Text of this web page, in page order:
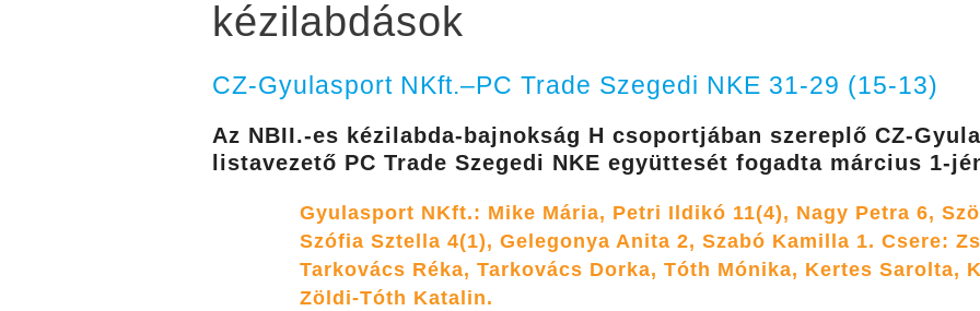
kézilabdások
CZ-Gyulasport NKft.–PC Trade Szegedi NKE 31-29 (15-13)
Az NBII.-es kézilabda-bajnokság H csoportjában szereplő CZ-
listavezető PC Trade Szegedi NKE együttesét fogadta március 1-
Gyulasport NKft.: Mike Mária, Petri Ildikó 11(4), Nagy Petra 6,
Szófia Sztella 4(1), Gelegonya Anita 2, Szabó Kamilla 1. Csere:
Tarkovács Réka, Tarkovács Dorka, Tóth Mónika, Kertes Sarolta,
Zöldi-Tóth Katalin.